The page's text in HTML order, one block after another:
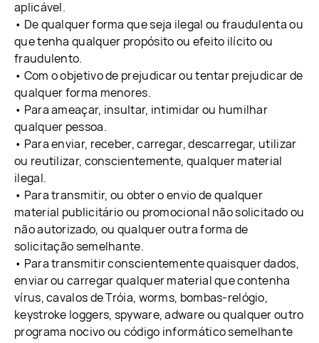
aplicável.
• De qualquer forma que seja ilegal ou fraudulenta ou
que tenha qualquer propósito ou efeito ilícito ou
fraudulento.
• Com o objetivo de prejudicar ou tentar prejudicar de
qualquer forma menores.
• Para ameaçar, insultar, intimidar ou humilhar
qualquer pessoa.
• Para enviar, receber, carregar, descarregar, utilizar
ou reutilizar, conscientemente, qualquer material
ilegal.
• Para transmitir, ou obter o envio de qualquer
material publicitário ou promocional não solicitado ou
não autorizado, ou qualquer outra forma de
solicitação semelhante.
• Para transmitir conscientemente quaisquer dados,
enviar ou carregar qualquer material que contenha
vírus, cavalos de Tróia, worms, bombas-relógio,
keystroke loggers, spyware, adware ou qualquer outro
programa nocivo ou código informático semelhante